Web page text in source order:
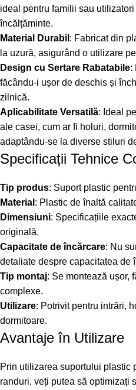
ideal pentru familii sau
încălțăminte.
Material Durabil : Fabricat din
la uzură, asigurând o utilizare
Design cu Sertare Rabatabile:
făcându-i ușor de deschis și
zilnică.
Aplicabilitate Versatilă: Ideal
ale casei, cum ar fi holuri,
adaptându-se la diverse stiluri
Specificații Tehnice
Tip produs: Suport plastic
Material : Plastic de înaltă
Dimensiuni: Specificațiile
originală.
Capacitate de încărcare: Nu
detaliate despre capacitatea de
Tip montaj: Se montează ușor,
complexe.
Utilizare: Potrivit pentru intrări,
dormitoare.
Avantaje în Utilizare
Prin utilizarea suportului plastic
randuri, veți putea să optimizați